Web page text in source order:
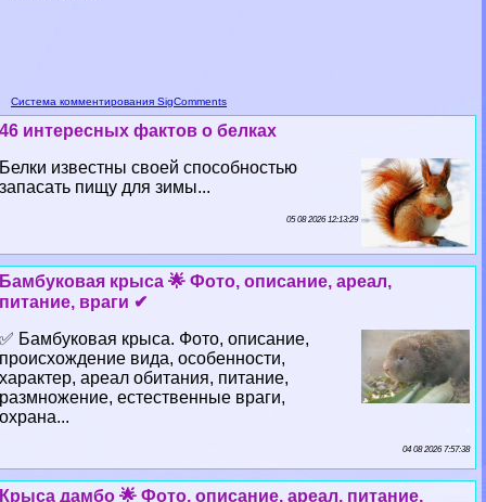
Система комментирования SigComments
46 интересных фактов о белках
Белки известны своей способностью
запасать пищу для зимы...
05 08 2026 12:13:29
Бамбуковая крыса 🌟 Фото, описание, ареал,
питание, враги ✔
✅ Бамбуковая крыса. Фото, описание,
происхождение вида, особенности,
хаpaктер, ареал обитания, питание,
размножение, естественные враги,
охрана...
04 08 2026 7:57:38
Крыса дамбо 🌟 Фото, описание, ареал, питание,